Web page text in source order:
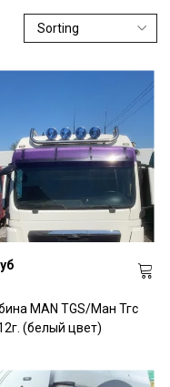
техническим
надежные
всем
специалисты всегда
MAN TGS/Ман Тгс
(белый цвет)